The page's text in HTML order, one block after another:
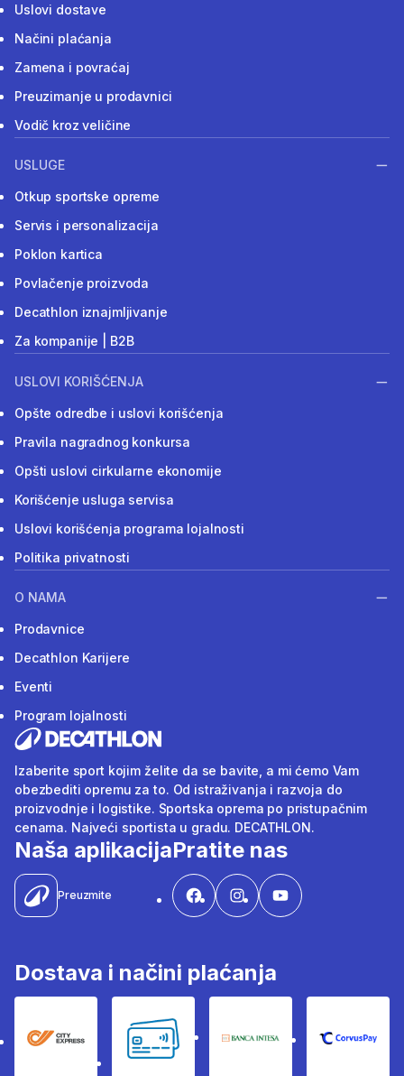
Uslovi dostave
Načini plaćanja
Zamena i povraćaj
Preuzimanje u prodavnici
Vodič kroz veličine
USLUGE
Otkup sportske opreme
Servis i personalizacija
Poklon kartica
Povlačenje proizvoda
Decathlon iznajmljivanje
Za kompanije | B2B
USLOVI KORIŠĆENJA
Opšte odredbe i uslovi korišćenja
Pravila nagradnog konkursa
Opšti uslovi cirkularne ekonomije
Korišćenje usluga servisa
Uslovi korišćenja programa lojalnosti
Politika privatnosti
O NAMA
Prodavnice
Decathlon Karijere
Eventi
Program lojalnosti
Izaberite sport kojim želite da se bavite, a mi ćemo Vam
obezbediti opremu za to. Od istraživanja i razvoja do
proizvodnje i logistike. Sportska oprema po pristupačnim
cenama. Najveći sportista u gradu. DECATHLON.
Naša aplikacija
Preuzmite
Pratite nas
Dostava i načini plaćanja
City Express Bankovne karticeBanka Intesa